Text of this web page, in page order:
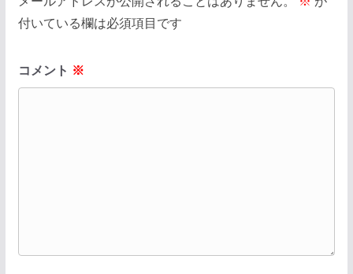
付いている欄は必須項目です
コメント ※